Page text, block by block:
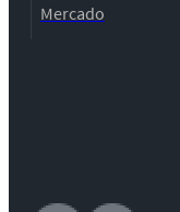
Mercado